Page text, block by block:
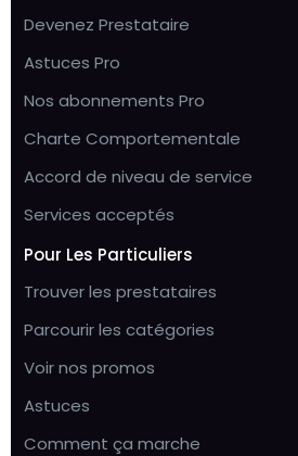
Devenez Prestataire
Astuces Pro
Nos abonnements Pro
Charte Comportementale
Accord de niveau de service
Services acceptés
Pour Les Particuliers
Trouver les prestataires
Parcourir les catégories
Voir nos promos
Astuces
Comment ça marche